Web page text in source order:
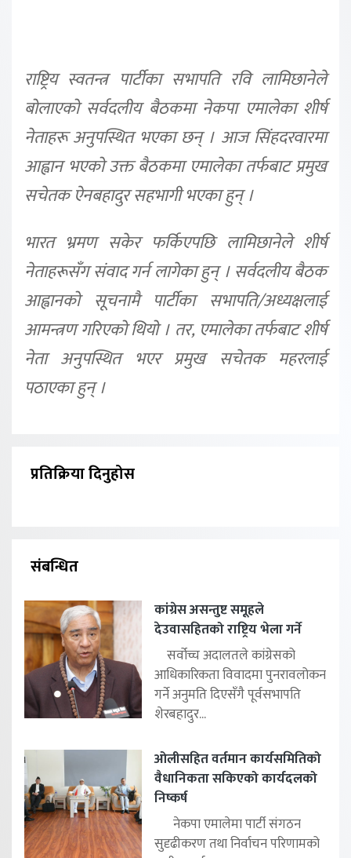
राष्ट्रिय स्वतन्त्र पार्टीका सभापति रवि लामिछानेले
बोलाएको सर्वदलीय बैठकमा नेकपा एमालेका शीर्ष
नेताहरू अनुपस्थित भएका छन् । आज सिंहदरवारमा
आह्वान भएको उक्त बैठकमा एमालेका तर्फबाट प्रमुख
सचेतक ऐनबहादुर सहभागी भएका हुन् ।
भारत भ्रमण सकेर फर्किएपछि लामिछानेले शीर्ष
नेताहरूसँग संवाद गर्न लागेका हुन् । सर्वदलीय बैठक
आह्वानको सूचनामै पार्टीका सभापति/अध्यक्षलाई
आमन्त्रण गरिएको थियो । तर, एमालेका तर्फबाट शीर्ष
नेता अनुपस्थित भएर प्रमुख सचेतक महरलाई
पठाएका हुन् ।
प्रतिक्रिया दिनुहोस
संबन्धित
कांग्रेस असन्तुष्ट समूहले
देउवासहितको राष्ट्रिय भेला गर्ने
सर्वोच्च अदालतले कांग्रेसको
आधिकारिकता विवादमा पुनरावलोकन
गर्ने अनुमति दिएसँगै पूर्वसभापति
शेरबहादुर...
ओलीसहित वर्तमान कार्यसमितिको
वैधानिकता सकिएको कार्यदलको
निष्कर्ष
नेकपा एमालेमा पार्टी संगठन
सुदृढीकरण तथा निर्वाचन परिणामको